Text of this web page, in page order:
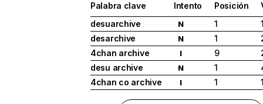
Palabra clave Intento Posición
desuarchive
N 1
desarchive
N 1
4chan archive
I 9
desu archive
N 1
4chan co archive
I 1